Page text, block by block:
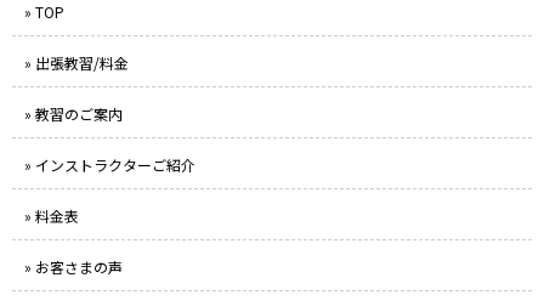
» TOP
» 出張教習/料金
» 教習のご案内
» インストラクターご紹介
» 料金表
» お客さまの声